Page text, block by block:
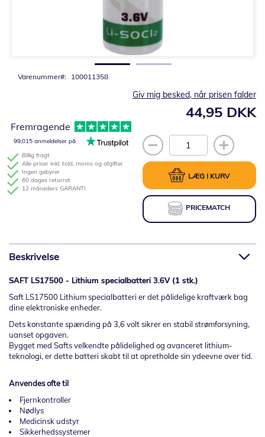
Varenummer 100011358
44,95 DKK
Giv mig besked, når prisen falder
LÆG I KURV
PRICEMATCH
Billig fragt
Alle priser inkl. told, moms og afgifter
Ingen gebyrer
60 dages returret
12 måneders GARANTI
Fremragende
99,015 anmeldelser på
Beskrivelse
SAFT LS17500 - Lithium specialbatteri 3.6V (1 stk.)
Saft LS17500 Lithium specialbatteri er det pålidelige kraftværk bag
dine elektroniske enheder.
Dets konstante spænding på 3,6 volt sikrer en stabil strømforsyning,
uanset opgaven.
Bygget med Safts velkendte pålidelighed og avanceret lithium-
teknologi, er dette batteri skabt til at opretholde sin ydeevne over tid.
Anvendes ofte til
Fjernkontroller
Nødlys
Medicinsk udstyr
Sikkerhedssystemer